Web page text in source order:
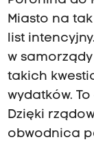
Miasto na
list
w
takich
wydatków.
Dzięki
obwodnica